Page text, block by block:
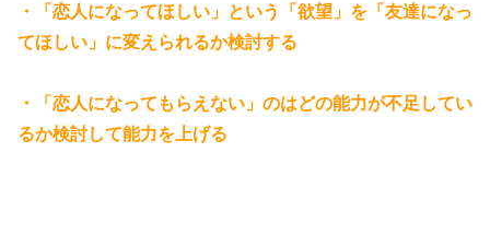
・「恋人になってほしい」という「欲望」を「友達になっ
てほしい」に変えられるか検討する
・「恋人になってもらえない」のはどの能力が不足してい
るか検討して能力を上げる